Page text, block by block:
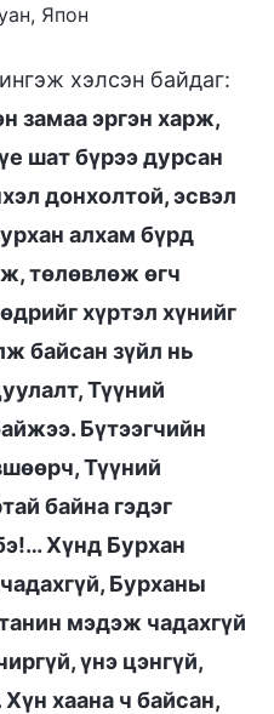
Япон
хэлсэн байдаг:
замаа эргэн харж,
шат бүрээ дурсан
донхолтой, эсвэл
алхам бүрд
төлөвлөж өгч
хүртэл хүнийг
байсан зүйл нь
Түүний
Бүтээгчийн
Түүний
байна гэдэг
Хүнд Бурхан
Бурханы
мэдэж чадахгүй
үнэ цэнгүй,
хаана ч байсан,